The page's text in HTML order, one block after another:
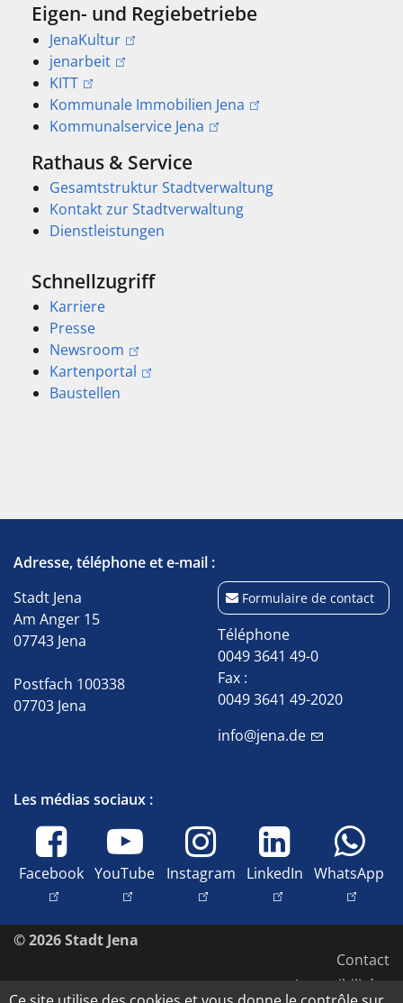
Eigen- und Regiebetriebe
JenaKultur
jenarbeit
KITT
Kommunale Immobilien Jena
Kommunalservice Jena
Rathaus & Service
Gesamtstruktur Stadtverwaltung
Kontakt zur Stadtverwaltung
Dienstleistungen
Schnellzugriff
Karriere
Presse
Newsroom
Kartenportal
Baustellen
Adresse, téléphone et e-mail :
Stadt Jena
Am Anger 15
07743 Jena
Postfach 100338
07703 Jena
Formulaire de contact
Téléphone
0049 3641 49-0
Fax :
0049 3641 49-2020
info@jena.de
Les médias sociaux :
Facebook YouTube Instagram LinkedIn WhatsApp
© 2026 Stadt Jena
Contact
Accessibilité